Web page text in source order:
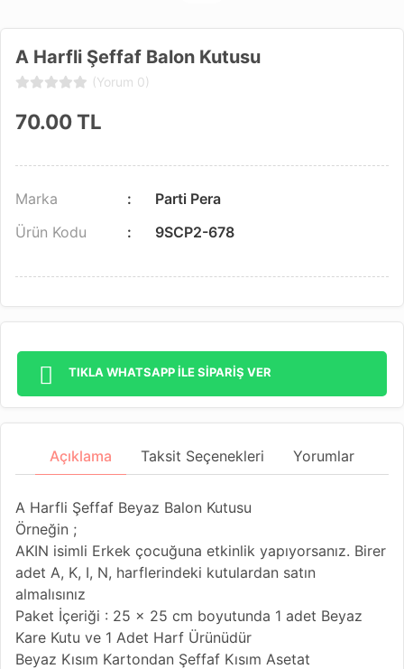
A Harfli Şeffaf Balon Kutusu
(Yorum 0)
70.00TL
Marka
Parti Pera
Ürün Kodu
9SCP2-678
TIKLA WHATSAPP İLE SİPARİŞ VER
Açıklama Taksit Seçenekleri Yorumlar
A Harfli Şeffaf Beyaz Balon Kutusu
Örneğin ;
AKIN isimli Erkek çocuğuna etkinlik yapıyorsanız. Birer
adet A, K, I, N, harflerindeki kutulardan satın
almalısınız
Paket İçeriği : 25 x 25 cm boyutunda 1 adet Beyaz
Kare Kutu ve 1 Adet Harf Ürünüdür
Beyaz Kısım Kartondan Şeffaf Kısım Asetat